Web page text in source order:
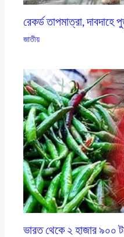
রেকর্ড তাপমাত্রা, দাবদাহে
জাতীয়
ভারত থেকে ২ হাজার ৯০০